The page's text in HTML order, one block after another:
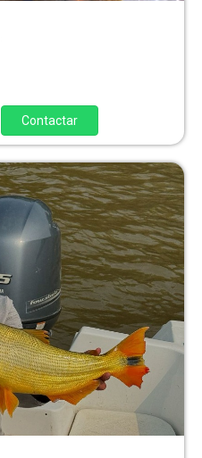
Contactar